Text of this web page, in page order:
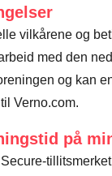
vilkårene og
med den
og kan
Verno.com.
på